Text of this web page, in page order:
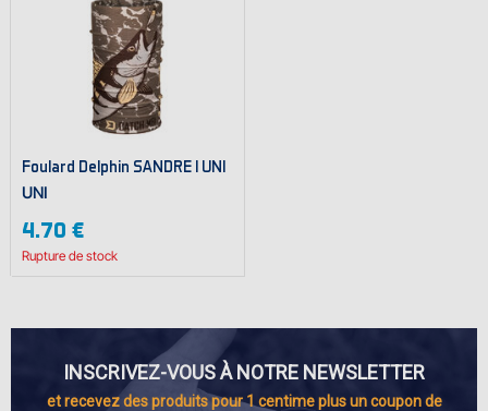
Foulard Delphin SANDRE I UNI
UNI
4.70 €
Rupture de stock
INSCRIVEZ-VOUS À NOTRE NEWSLETTER
et recevez des produits pour 1 centime plus un coupon de